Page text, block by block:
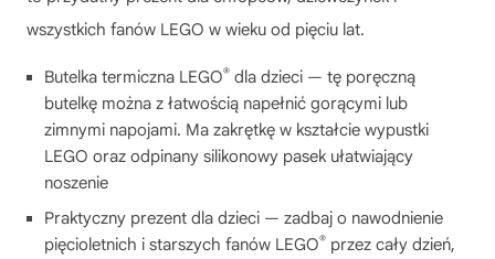
wszystkich fanów LEGO w wieku od pięciu lat.
Butelka termiczna LEGO® dla dzieci — tę poręczną
butelkę można z łatwością napełnić gorącymi lub
zimnymi napojami. Ma zakrętkę w kształcie wypustki
LEGO oraz odpinany silikonowy pasek ułatwiający
noszenie
Praktyczny prezent dla dzieci — zadbaj o nawodnienie
pięcioletnich i starszych fanów LEGO® przez cały dzień,